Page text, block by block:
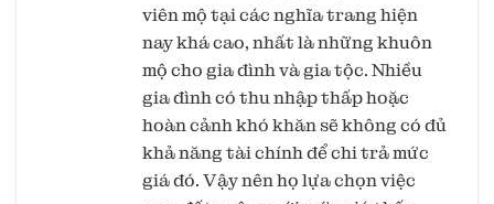
viên mộ tại các nghĩa trang hiện
nay khá cao, nhất là những khuôn
mộ cho gia đình và gia tộc. Nhiều
gia đình có thu nhập thấp hoặc
hoàn cảnh khó khăn sẽ không có đủ
khả năng tài chính để chi trả mức
giá đó. Vậy nên họ lựa chọn việc